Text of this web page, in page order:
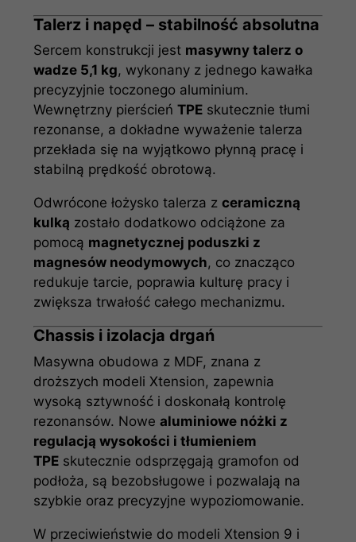
Talerz i napęd – stabilność absolutna
Sercem konstrukcji jest masywny talerz o
wadze 5,1 kg, wykonany z jednego kawałka
precyzyjnie toczonego aluminium.
Wewnętrzny pierścieńTPE skutecznie tłumi
rezonanse, a dokładne wyważenie talerza
przekłada się na wyjątkowo płynną pracę i
stabilną prędkość obrotową.
Odwrócone łożysko talerza zceramiczną
kulką zostało dodatkowo odciążone za
pomocą magnetycznej poduszki z
magnesów neodymowych, co znacząco
redukuje tarcie, poprawia kulturę pracy i
zwiększa trwałość całego mechanizmu.
Chassis i izolacja drgań
Masywna obudowa z MDF, znana z
droższych modeli Xtension, zapewnia
wysoką sztywność i doskonałą kontrolę
rezonansów. Nowealuminiowe nóżki z
regulacją wysokości i tłumieniem
TPE skutecznie odsprzęgają gramofon od
podłoża, są bezobsługowe i pozwalają na
szybkie oraz precyzyjne wypoziomowanie.
W przeciwieństwie do modeli Xtension 9 i